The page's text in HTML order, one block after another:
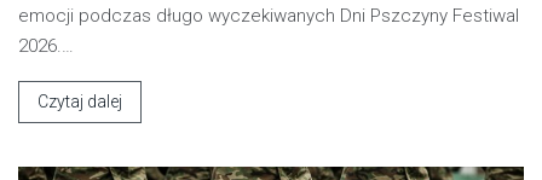
emocji podczas długo wyczekiwanych Dni Pszczyny Festiwal
2026.…
Czytaj dalej